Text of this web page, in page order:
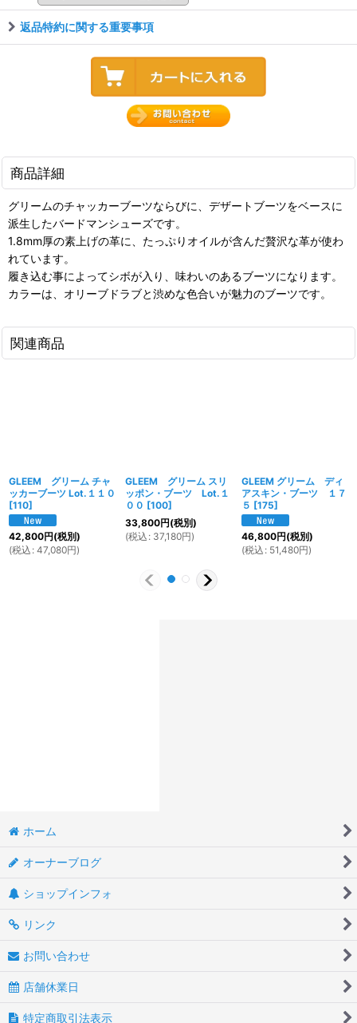
返品特約に関する重要事項
商品詳細
グリームのチャッカーブーツならびに、デザートブーツをベースに
派生したバードマンシューズです。
1.8mm厚の素上げの革に、たっぷりオイルが含んだ贅沢な革が使わ
れています。
履き込む事によってシボが入り、味わいのあるブーツになります。
カラーは、オリーブドラブと渋めな色合いが魅力のブーツです。
関連商品
GLEEM グリーム チャ
ッカーブーツ Lot.１１０
[110]
42,800円(税別)
(税込 : 47,080円)
GLEEM グリーム スリ
ッポン・ブーツ Lot.１
００ [100]
33,800円(税別)
(税込 : 37,180円)
GLEEM グリーム ディ
アスキン・ブーツ １７
５ [175]
46,800円(税別)
(税込 : 51,480円)
ホーム
オーナーブログ
ショップインフォ
リンク
お問い合わせ
店舗休業日
特定商取引法表示